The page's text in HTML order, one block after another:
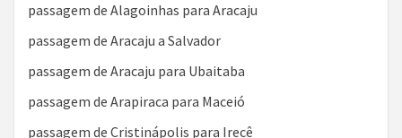
passagem de Alagoinhas para Aracaju
passagem de Aracaju a Salvador
passagem de Aracaju para Ubaitaba
passagem de Arapiraca para Maceió
passagem de Cristinápolis para Irecê